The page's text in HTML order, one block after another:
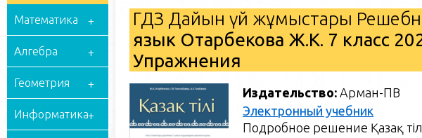
Математика
Алгебра
Геометрия
Информатика
ГДЗ Дайын үй жұмыстары
язык Отарбекова Ж.К. 7 класс
Упражнения
Издательство:Арман-ПВ
Электронный учебник
Подробное решение Қазақ